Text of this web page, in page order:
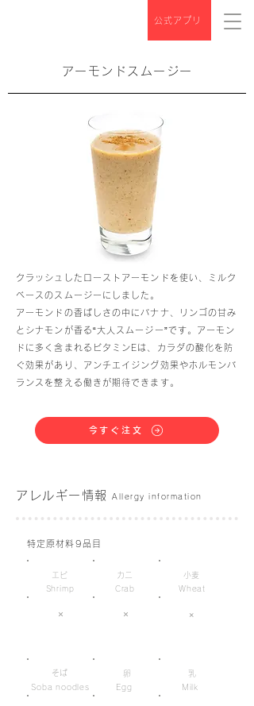
公式アプリ
アーモンドスムージー
クラッシュしたローストアーモンドを使い、ミルク
ベースのスムージーにしました。
アーモンドの香ばしさの中にバナナ、リンゴの甘み
とシナモンが香る“大人スムージー”です。アーモン
ドに多く含まれるビタミンEは、カラダの酸化を防
ぐ効果があり、アンチエイジング効果やホルモンバ
ランスを整える働きが期待できます。
今すぐ注文
アレルギー情報 Allergy information
特定原材料9品目
Shrimp
×
カニ
Crab
×
小麦
Wheat
×
エビ
そば
Soba noodles
Egg Milk
卵 乳